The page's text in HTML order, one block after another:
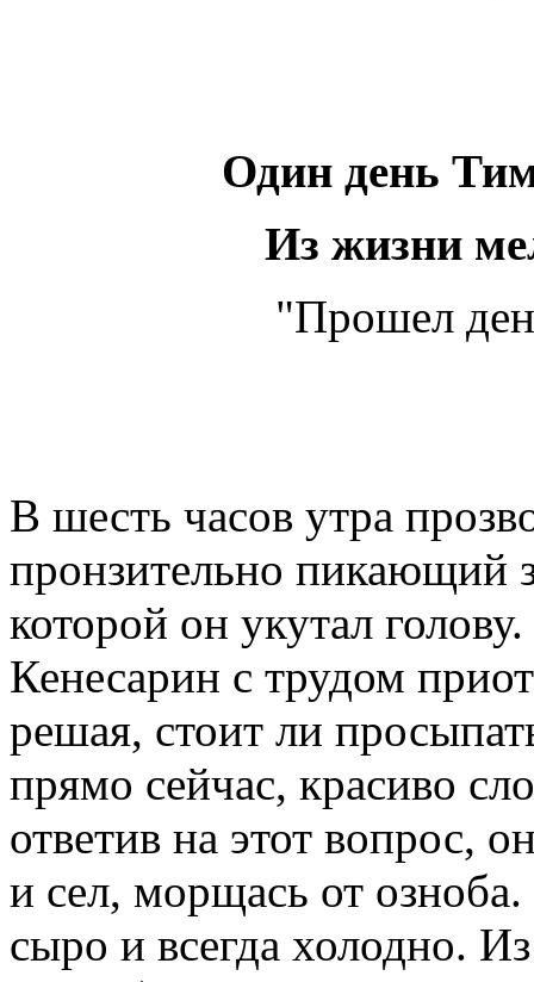
Один день
Из жизни
"Прошел
В шесть часов утра
пронзительно пикающий
которой он укутал
Кенесарин с трудом
решая, стоит ли
прямо сейчас, красиво
ответив на этот вопрос,
и сел, морщась от
сыро и всегда холодно.